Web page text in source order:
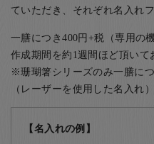
ていただき、それぞれ名入れ
一膳につき400円+税（専用の
作成期間を約1週間ほど頂いて
※珊瑚箸シリーズのみ一膳に
（レーザーを使用した名入れ）
【名入れの例】